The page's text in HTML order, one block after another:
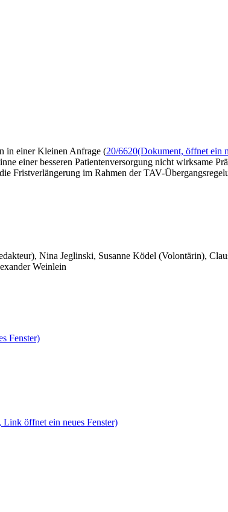
in einer Kleinen Anfrage (20/6620(Dokument, öffnet ein
einer besseren Patientenversorgung nicht wirksame
Fristverlängerung im Rahmen der TAV-
Nina Jeglinski, Susanne Ködel (Volontärin),
Weinlein
Fenster)
öffnet ein neues Fenster)